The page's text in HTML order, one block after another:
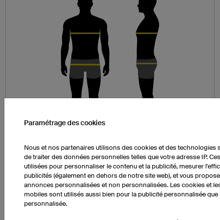
Tour de poitrine (A)
Tenez vous debout, bien droit et mesurez votre
tour de poitrine à l'endroit le plus fort, en faisant
passer le mètre-ruban sous les aisselles et sur les
Paramétrage des cookies
Nous et nos partenaires utilisons des cookies et des technologies
de traiter des données personnelles telles que votre adresse IP.
utilisées pour personnaliser le contenu et la publicité, mesurer
publicités (également en dehors de notre site web), et vous
annonces personnalisées et non personnalisées. Les cookies et
mobiles sont utilisés aussi bien pour la publicité personnalisée que
personnalisée.